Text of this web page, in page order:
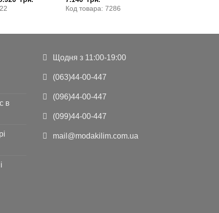
Код товара: 7286
в
Щодня з 11:00-19:00
(063)44-00-447
(096)44-00-447
(099)44-00-447
mail@modakilim.com.ua